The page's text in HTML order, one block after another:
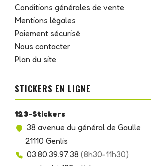
Conditions générales de vente
Mentions légales
Paiement sécurisé
Nous contacter
Plan du site
STICKERS EN LIGNE
123-Stickers
38 avenue du général de Gaulle
21110 Genlis
03.80.39.97.38 (8h30-11h30)